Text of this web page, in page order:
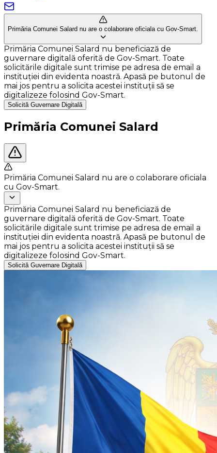
Primăria Comunei Salard nu are o colaborare oficiala cu Gov-Smart.
Primăria Comunei Salard nu beneficiază de
guvernare digitală oferită de Gov-Smart. Toate
solicitările digitale sunt trimise pe adresa de email a
instituției din evidenta noastră. Apasă pe butonul de
mai jos pentru a solicita acestei instituții să se
digitalizeze folosind Gov-Smart.
Solicită Guvernare Digitală
Primăria Comunei Salard
Primăria Comunei Salard nu are o colaborare oficiala
cu Gov-Smart.
Primăria Comunei Salard nu beneficiază de
guvernare digitală oferită de Gov-Smart. Toate
solicitările digitale sunt trimise pe adresa de email a
instituției din evidenta noastră. Apasă pe butonul de
mai jos pentru a solicita acestei instituții să se
digitalizeze folosind Gov-Smart.
Solicită Guvernare Digitală